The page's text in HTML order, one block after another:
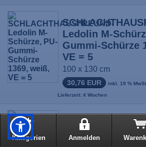
Ledolin M-
Gummi-Schürze
VE = 5
100 x 130 cm
30,76 EUR inkl. 19 %
Lieferzeit: 4 Wochen
Pevautex L-
Gummi-Schürze
Kategorien Anmelden